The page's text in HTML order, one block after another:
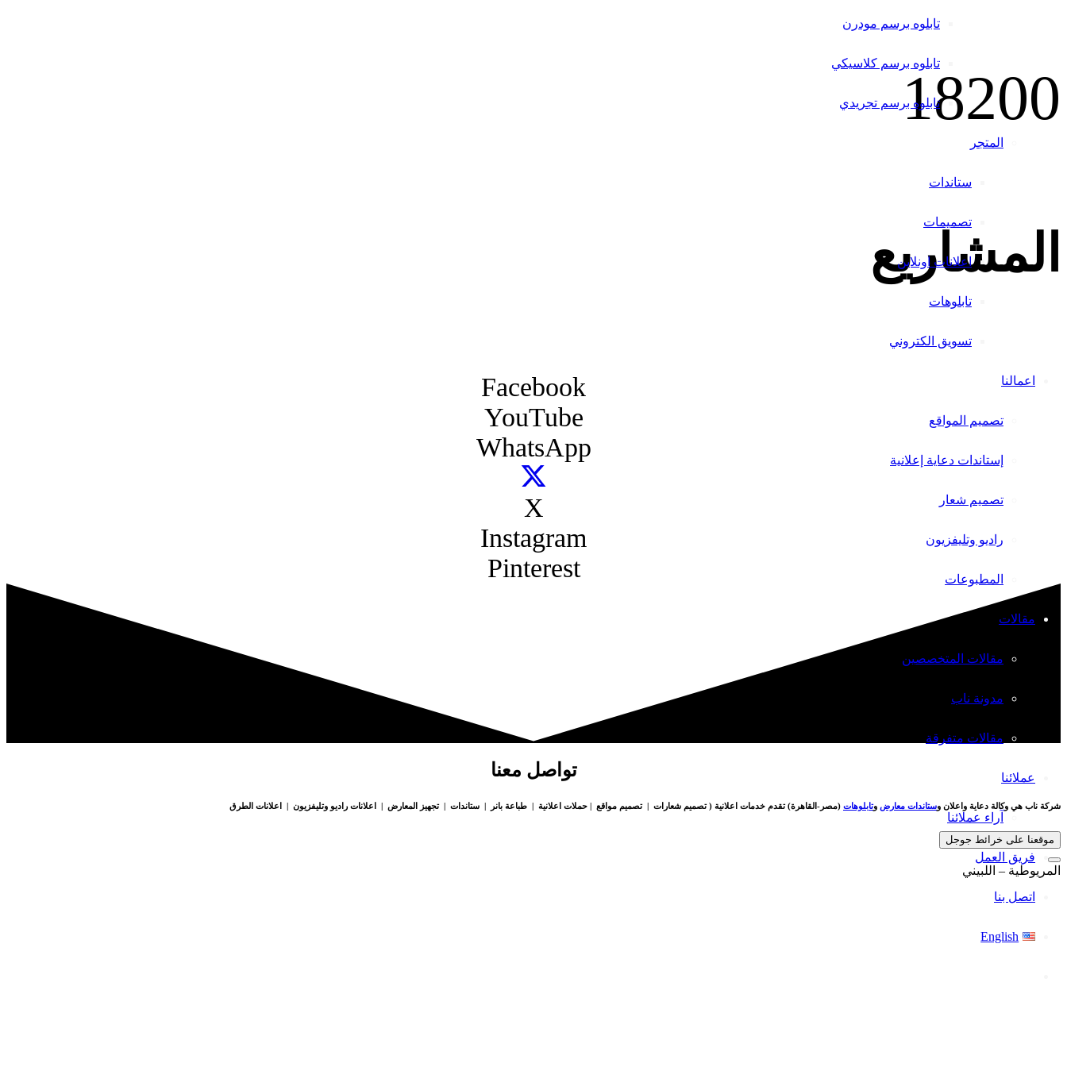
تابلوه برسم مودرن
تابلوه برسم كلاسيكي
تابلوه برسم تجريدي
المتجر
ستاندات
تصميمات
اعلانات اونلاين
تابلوهات
تسويق الكتروني
اعمالنا
تصميم المواقع
إستاندات دعاية إعلانية
تصميم شعار
راديو وتليفزيون
المطبوعات
مقالات
مقالات المتخصصين
مدونة ناب
مقالات متفرقة
عملائنا
آراء عملائنا
فريق العمل
اتصل بنا
English
18200
المشاريع
Facebook
YouTube
WhatsApp
X
Instagram
Pinterest
تواصل معنا
شركة ناب هي وكالة دعاية واعلان وستاندات معارض وتابلوهات (مصر-القاهرة) تقدم خدمات اعلانية ( تصميم شعارات | تصميم مواقع | حملات اعلانية | طباعة بانر | ستاندات | تجهيز المعارض | اعلانات راديو وتليفزيون | اعلانات الطرق
موقعنا على خرائط جوجل
المريوطية – اللبيني